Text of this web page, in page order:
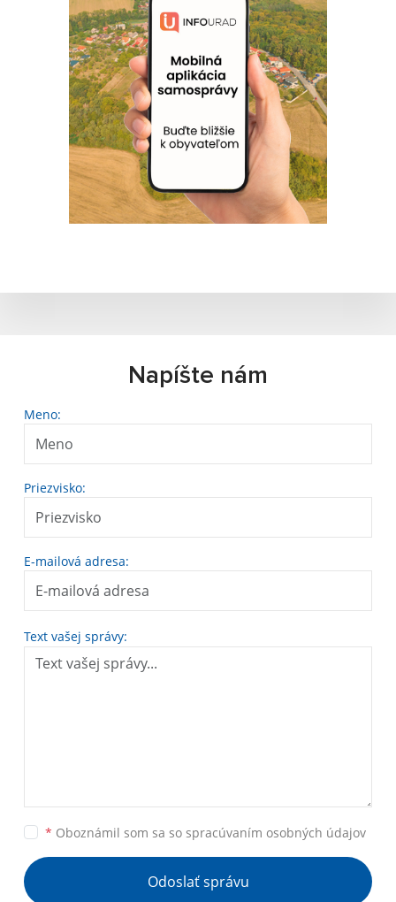
Napíšte nám
Meno:
Priezvisko:
E-mailová adresa:
Text vašej správy:
* Oboznámil som sa so spracúvaním osobných údajov
Odoslať správu